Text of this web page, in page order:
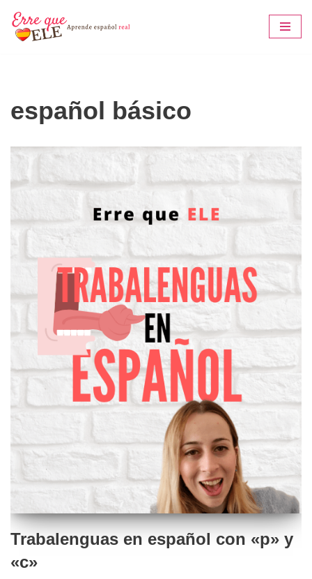
Saltar
español básico
Trabalenguas en español con «p» y
«c»